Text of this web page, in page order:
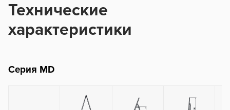
Технические
характеристики
Серия MD